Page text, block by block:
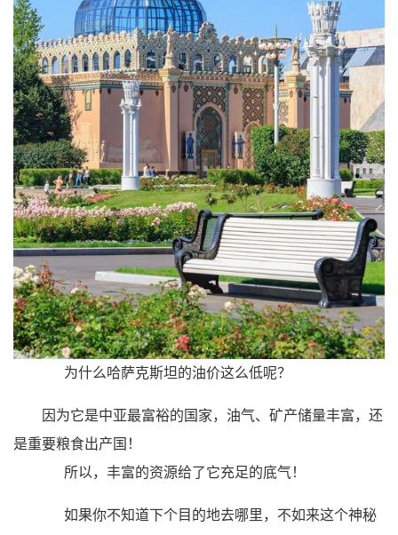
为什么哈萨克斯坦的油价这么低呢？
因为它是中亚最富裕的国家，油气、矿产储量丰富，还
是重要粮食出产国！
所以，丰富的资源给了它充足的底气！
如果你不知道下个目的地去哪里，不如来这个神秘